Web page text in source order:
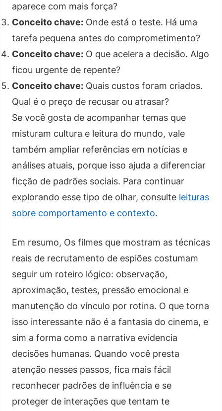
aparece com mais força?
Conceito chave: Onde está o teste. Há uma
tarefa pequena antes do comprometimento?
Conceito chave: O que acelera a decisão. Algo
ficou urgente de repente?
Conceito chave: Quais custos foram criados.
Qual é o preço de recusar ou atrasar?
Se você gosta de acompanhar temas que
misturam cultura e leitura do mundo, vale
também ampliar referências em notícias e
análises atuais, porque isso ajuda a diferenciar
ficção de padrões sociais. Para continuar
explorando esse tipo de olhar, consulte leituras
sobre comportamento e contexto.
Em resumo, Os filmes que mostram as técnicas
reais de recrutamento de espiões costumam
seguir um roteiro lógico: observação,
aproximação, testes, pressão emocional e
manutenção do vínculo por rotina. O que torna
isso interessante não é a fantasia do cinema, e
sim a forma como a narrativa evidencia
decisões humanas. Quando você presta
atenção nesses passos, fica mais fácil
reconhecer padrões de influência e se
proteger de interações que tentam te